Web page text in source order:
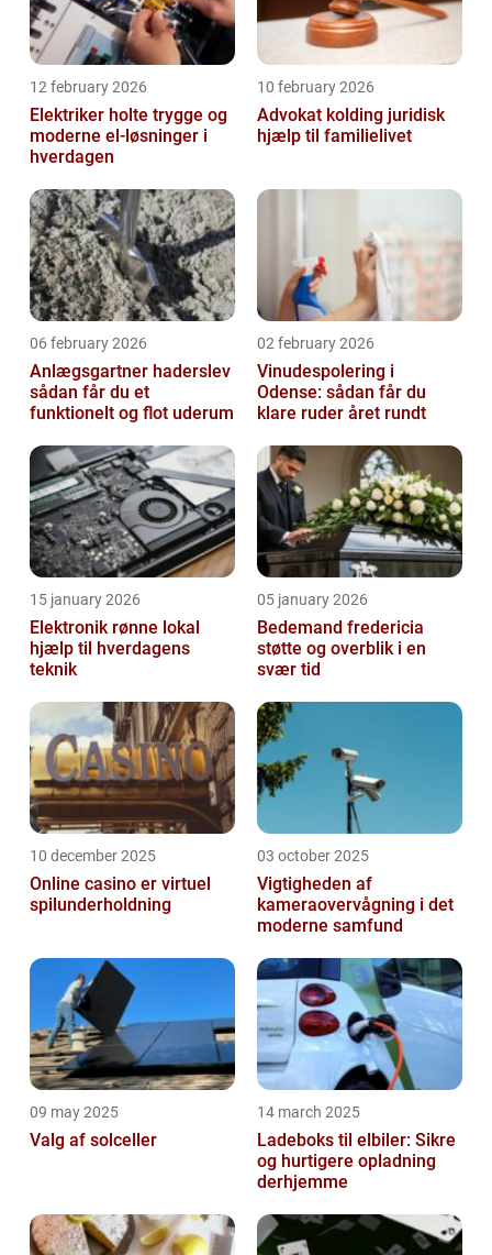
12 february 2026
Elektriker holte trygge og
moderne el-løsninger i
hverdagen
10 february 2026
Advokat kolding juridisk
hjælp til familielivet
06 february 2026
Anlægsgartner haderslev
sådan får du et
funktionelt og flot uderum
02 february 2026
Vinudespolering i
Odense: sådan får du
klare ruder året rundt
15 january 2026
Elektronik rønne lokal
hjælp til hverdagens
teknik
05 january 2026
Bedemand fredericia
støtte og overblik i en
svær tid
10 december 2025
Online casino er virtuel
spilunderholdning
03 october 2025
Vigtigheden af
kameraovervågning i det
moderne samfund
09 may 2025
Valg af solceller
14 march 2025
Ladeboks til elbiler: Sikre
og hurtigere opladning
derhjemme